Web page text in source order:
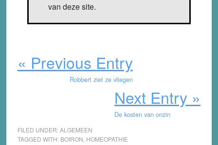
van deze site.
« Previous Entry
Robbert ziet ze vliegen
Next Entry »
De kosten van onzin
FILED UNDER:ALGEMEEN
TAGGED WITH: BOIRON HOMEOPATHIE